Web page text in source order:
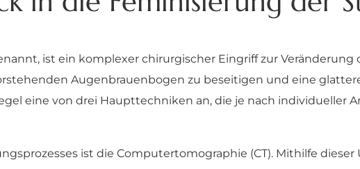
ist ein komplexer chirurgischer Eingriff zur
Augenbrauenbogen zu beseitigen und eine
eine von drei Haupttechniken an, die je nach individueller
ist die Computertomographie (CT). Mithilfe